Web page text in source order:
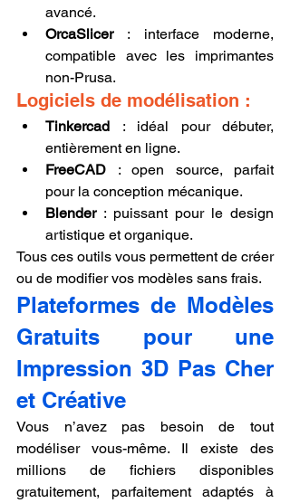
avancé.
OrcaSlicer : interface moderne,
compatible avec les imprimantes
non-Prusa.
Logiciels de modélisation :
Tinkercad : idéal pour débuter,
entièrement en ligne.
FreeCAD : open source, parfait
pour la conception mécanique.
Blender : puissant pour le design
artistique et organique.
Tous ces outils vous permettent de créer
ou de modifier vos modèles sans frais.
Plateformes de Modèles
Gratuits pour une
Impression 3D Pas Cher
et Créative
Vous n’avez pas besoin de tout
modéliser vous-même. Il existe des
millions de fichiers disponibles
gratuitement, parfaitement adaptés à